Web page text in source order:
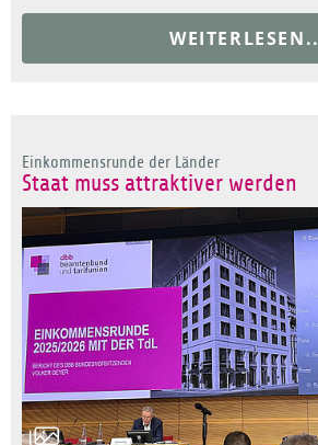
WEITERLESEN..
Einkommensrunde der Länder
Staat muss attraktiver werden